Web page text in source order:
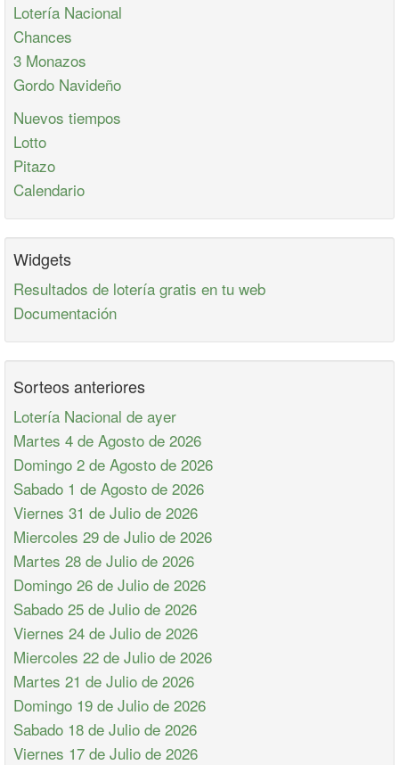
Lotería Nacional
Chances
3 Monazos
Gordo Navideño
Nuevos tiempos
Lotto
Pitazo
Calendario
Widgets
Resultados de lotería gratis en tu web
Documentación
Sorteos anteriores
Lotería Nacional de ayer
Martes 4 de Agosto de 2026
Domingo 2 de Agosto de 2026
Sabado 1 de Agosto de 2026
Viernes 31 de Julio de 2026
Miercoles 29 de Julio de 2026
Martes 28 de Julio de 2026
Domingo 26 de Julio de 2026
Sabado 25 de Julio de 2026
Viernes 24 de Julio de 2026
Miercoles 22 de Julio de 2026
Martes 21 de Julio de 2026
Domingo 19 de Julio de 2026
Sabado 18 de Julio de 2026
Viernes 17 de Julio de 2026